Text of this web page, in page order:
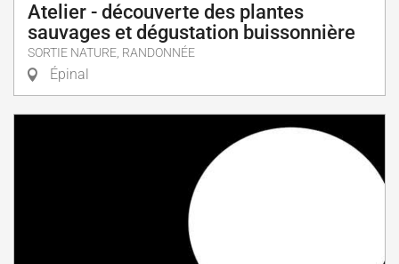
Atelier - découverte des plantes
sauvages et dégustation buissonnière
SORTIE NATURE, RANDONNÉE
Épinal